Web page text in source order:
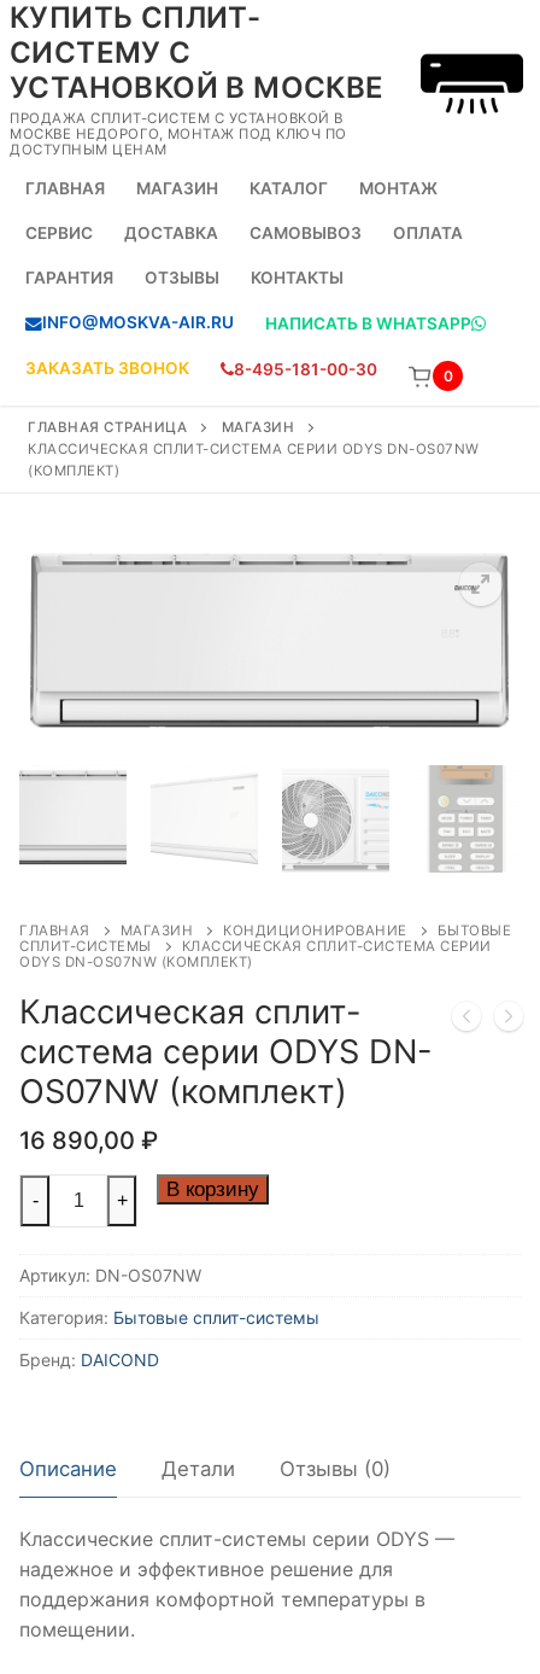
Перейти
содержимому
КУПИТЬ СПЛИТ-
СИСТЕМУ С
УСТАНОВКОЙ В МОСКВЕ
ПРОДАЖА СПЛИТ-СИСТЕМ С УСТАНОВКОЙ В
МОСКВЕ НЕДОРОГО, МОНТАЖ ПОД КЛЮЧ ПО
ДОСТУПНЫМ ЦЕНАМ
ГЛАВНАЯ МАГАЗИН КАТАЛОГ МОНТАЖ
СЕРВИС ДОСТАВКА САМОВЫВОЗ ОПЛАТА
ГАРАНТИЯ ОТЗЫВЫ КОНТАКТЫ
INFO@MOSKVA-AIR.RU НАПИСАТЬ В WHATSAPP
ЗАКАЗАТЬ ЗВОНОК 8-495-181-00-30 0
ГЛАВНАЯ СТРАНИЦА
МАГАЗИН
КЛАССИЧЕСКАЯ СПЛИТ-СИСТЕМА СЕРИИ ODYS DN-OS07NW
(КОМПЛЕКТ)
ГЛАВНАЯ МАГАЗИН КОНДИЦИОНИРОВАНИЕ
БЫТОВЫЕ
СПЛИТ-СИСТЕМЫ
КЛАССИЧЕСКАЯ СПЛИТ-СИСТЕМА СЕРИИ
ODYS DN-OS07NW (КОМПЛЕКТ)
Классическая сплит-
система серии ODYS DN-
OS07NW (комплект)
16 890,00 ₽
Количество
сплит-
система
ODYS
(комплект)
- + В корзину
Артикул: DN-OS07NW
Категория: Бытовые сплит-системы
Бренд: DAICOND
Описание Детали Отзывы (0)
Классические сплит-системы серии ODYS —
надежное и эффективное решение для
поддержания комфортной температуры в
помещении.